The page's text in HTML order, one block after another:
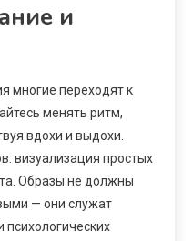
и
многие переходят к
менять ритм,
вдохи и выдохи.
визуализация простых
Образы не должны
— они служат